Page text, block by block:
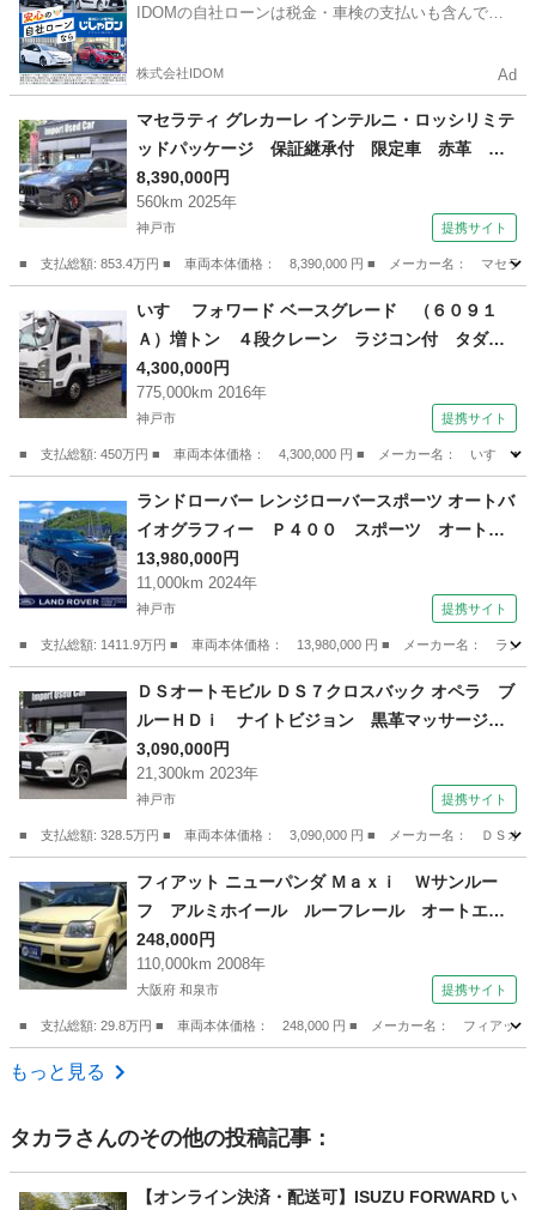
IDOMの自社ローンは税金・車検の支払いも含んでい
株式会社IDOM Ad
マセラティ グレカーレ インテルニ・ロッシリミテ
ッドパッケージ 保証継承付 限定車 赤革 ２
１ＡＷ サンＲ ソナスサウンド スカイフック
サス スポーツ＆クライメートｐｋｇ ＬＳＤ
赤キャリパー ３６０カメラ 電動ゲート スマ
ートクロック （検10.9）
8,390,000円
560km 2025年
神戸市 提携サイト
■ 支払総額: 853.4万円 ■ 車両本体価格： 8,390,000 円 ■ メーカー名： マセラ
その他
いすゞ フォワード ベースグレード （６０９１
Ａ）増トン ４段クレーン ラジコン付 タダノ
（ＺＥ３６４ＨＲ）フックイン２．９ｔ吊 角
足 差し違いアウトリガー リターダー２段 ６
ＭＴ ターボあり 煤焼きあり アドブルーあ
り 中古クレーン車 （なし）
4,300,000円
775,000km 2016年
神戸市 提携サイト
■ 支払総額: 450万円 ■ 車両本体価格： 4,300,000 円 ■ メーカー名： いすゞ ■
その他
ランドローバー レンジローバースポーツ オートバ
イオグラフィー Ｐ４００ スポーツ オートバ
イオグラフィ３．０Ｌ Ｐ４００ ４ＷＤ （検9.
7）
13,980,000円
11,000km 2024年
神戸市 提携サイト
■ 支払総額: 1411.9万円 ■ 車両本体価格： 13,980,000 円 ■ メーカー名： ラン
その他
ＤＳオートモビル ＤＳ７クロスバック オペラ ブ
ルーＨＤｉ ナイトビジョン 黒革マッサージ／
シートＨ＆Ｃ サンＲ ＦＯＣＡＬサウンド ２
０ＡＷ 後席電動リクライニング ナビＴＶ Ｂ
Ｔ ＵＳＢ ａｐｐｌｅ＆ａｎｄｒｏｉｄ アン
ビエント ミラーモニター Ｄレコ前後 （車検整
備付）
3,090,000円
21,300km 2023年
神戸市 提携サイト
■ 支払総額: 328.5万円 ■ 車両本体価格： 3,090,000 円 ■ メーカー名： ＤＳオ
フィアット ニューパンダ Ｍａｘｉ Ｗサンルー
フ アルミホイール ルーフレール オートエア
コン ＥＴＣ キーレス （検10.8）
248,000円
110,000km 2008年
大阪府 和泉市 提携サイト
■ 支払総額: 29.8万円 ■ 車両本体価格： 248,000 円 ■ メーカー名： フィアッ
大阪 和泉市
もっと見る
タカラ さんのその他の投稿記事：
【オンライン決済・配送可】ISUZU FORWARD い